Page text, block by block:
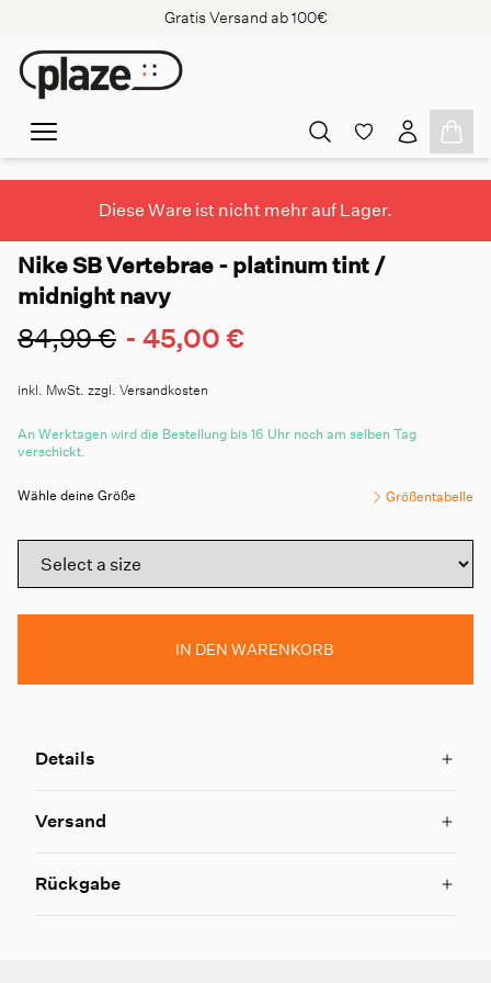
Gratis Versand ab 100€
Diese Ware ist nicht mehr auf Lager.
Nike SB Vertebrae - platinum tint /
midnight navy
84,99 € - 45,00 €
inkl. MwSt. zzgl. Versandkosten
An Werktagen wird die Bestellung bis 16 Uhr noch am selben Tag
verschickt.
Wähle deine Größe Größentabelle
IN DEN WARENKORB
Details
Versand
Rückgabe